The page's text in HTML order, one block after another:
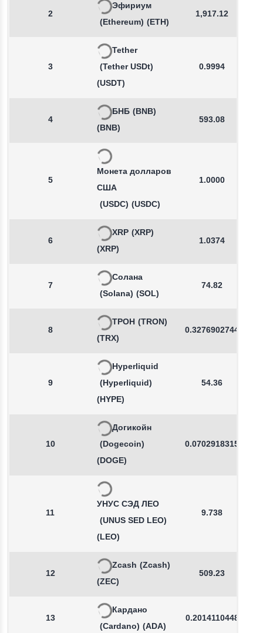
2
Эфириум
(Ethereum) (ETH)
1,917.12
3
Tether
(Tether USDt)
(USDT)
0.9994
4
БНБ (BNB)
(BNB)
593.08
5
Монета долларов
США
(USDC) (USDC)
1.0000
6
XRP (XRP)
(XRP)
1.0374
7
Солана
(Solana) (SOL)
74.82
8
ТРОН (TRON)
(TRX)
0.3276902744
9
Hyperliquid
(Hyperliquid)
(HYPE)
54.36
10
Догикойн
(Dogecoin)
(DOGE)
0.0702918315
11
УНУС СЭД ЛЕО
(UNUS SED LEO)
(LEO)
9.738
12
Zcash (Zcash)
(ZEC)
509.23
13
Кардано
(Cardano) (ADA)
0.2014110448